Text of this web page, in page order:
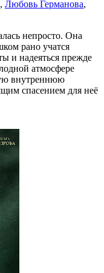
, Любовь Германова,
непросто. Она
рано учатся
и надеяться прежде
атмосфере
внутреннюю
спасением для неё